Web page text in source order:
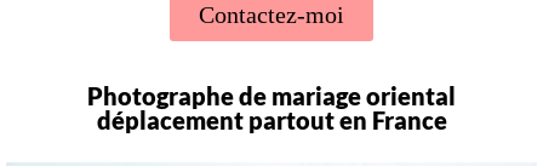
Contactez-moi
Photographe de mariage oriental
déplacement partout en France